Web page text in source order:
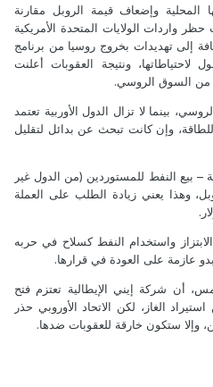
وإضعاف قيمة الروبل مقارنة
واردات الولايات المتحدة الأمريكية
إلى تهديدات بخروج روسيا من برنامج
ونتيجة العقوبات أعلنت
من السوق الروسي.
بينما لا تزال الدول الأوربية تعتمد
وإن كانت تبحث عن بدائل لتقليل
– بيع النفط للمستوردين (من الدول غير
وهذا يعني زيادة الطلب على العملة
واستخدام النفط كسلاح في حربه
عازمة على العودة في قرارها.
أن شركة إيني الإيطالية تعتزم فتح
الغاز، لكن الاتحاد الأوروبي حذر
وإلا ستكون خارقة للعقوبات ضدها.